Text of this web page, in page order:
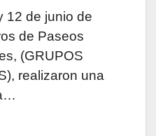
12 de junio de
de Paseos
(GRUPOS
realizaron una